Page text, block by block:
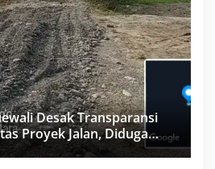
Desak Transparansi
Proyek Jalan, Diduga